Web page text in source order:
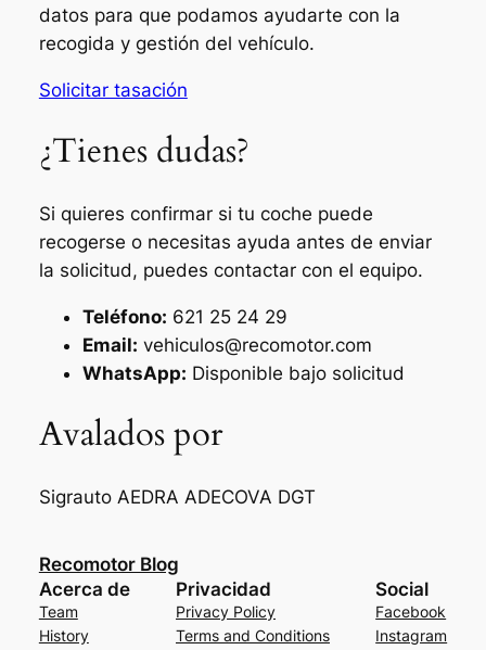
datos para que podamos ayudarte con la
recogida y gestión del vehículo.
Solicitar tasación
¿Tienes dudas?
Si quieres confirmar si tu coche puede
recogerse o necesitas ayuda antes de enviar
la solicitud, puedes contactar con el equipo.
Teléfono: 621 25 24 29
Email: vehiculos@recomotor.com
WhatsApp: Disponible bajo solicitud
Avalados por
Sigrauto AEDRA ADECOVA DGT
Recomotor Blog
Acerca de
Team
History
Privacidad
Privacy Policy
Terms and Conditions
Social
Facebook
Instagram